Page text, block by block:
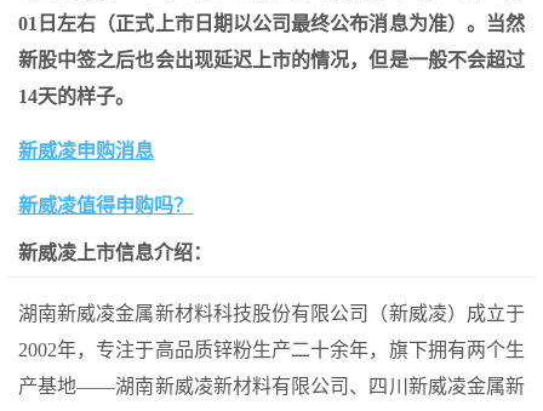
01日左右（正式上市日期以公司最终公布消息为准）。当然
新股中签之后也会出现延迟上市的情况，但是一般不会超过
14天的样子。
新威凌申购消息
新威凌值得申购吗？
新威凌上市信息介绍：
湖南新威凌金属新材料科技股份有限公司（新威凌）成立于
2002年，专注于高品质锌粉生产二十余年，旗下拥有两个生
产基地——湖南新威凌新材料有限公司、四川新威凌金属新